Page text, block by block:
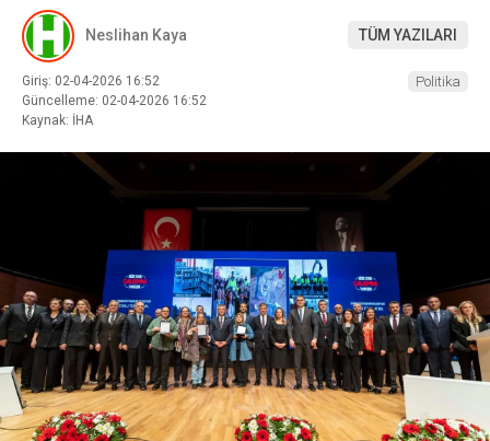
Neslihan Kaya TÜM YAZILARI
Giriş: 02-04-2026 16:52
Güncelleme: 02-04-2026 16:52
Kaynak: İHA
Politika